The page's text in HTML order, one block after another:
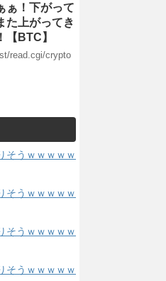
ぁ！下がって
た上がってき
【BTC】
read.cgi/crypto
そうｗｗｗｗｗ
そうｗｗｗｗｗ
そうｗｗｗｗｗ
そうｗｗｗｗｗ